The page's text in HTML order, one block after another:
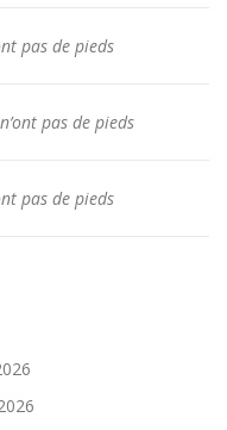
pas de pieds
pas de pieds
pas de pieds